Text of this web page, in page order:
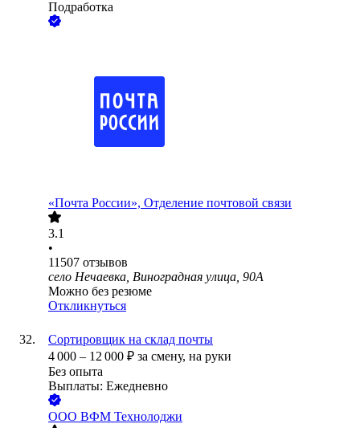
Подработка
«Почта России», Отделение почтовой связи
3.1
•
11507 отзывов
село Нечаевка, Виноградная улица, 90А
Можно без резюме
Откликнуться
Сортировщик на склад почты
4 000 – 12 000 ₽ за смену, на руки
Без опыта
Выплаты: Ежедневно
ООО ВФМ Технолоджи